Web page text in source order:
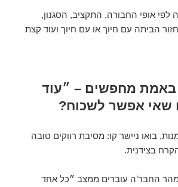
אופי החבורה, התקציב, הסגנון,
הביתה עם חיוך או עם חיוך ועוד קצת
מחפשים – ״עוד
שאי אפשר לשכוח?
בואו ניישר קו: מסיבת רווקים טובה
בצידנית.
החבר’ה עוברים ממצב ״כל אחד